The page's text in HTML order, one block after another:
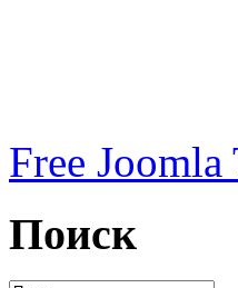
Free Joomla
Поиск